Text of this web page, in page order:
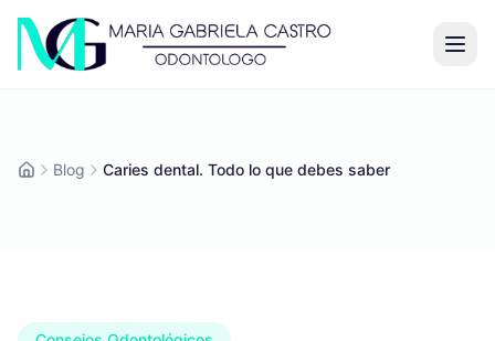
Inicio Blog Caries dental. Todo lo que debes saber